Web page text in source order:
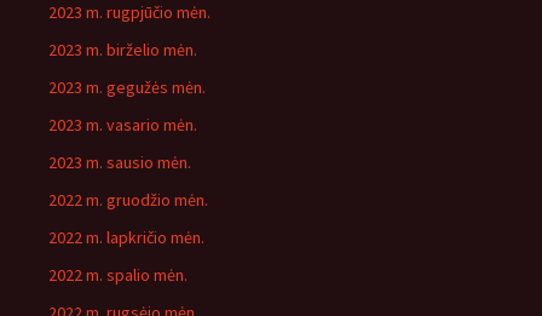
2023 m. rugpjūčio mėn.
2023 m. birželio mėn.
2023 m. gegužės mėn.
2023 m. vasario mėn.
2023 m. sausio mėn.
2022 m. gruodžio mėn.
2022 m. lapkričio mėn.
2022 m. spalio mėn.